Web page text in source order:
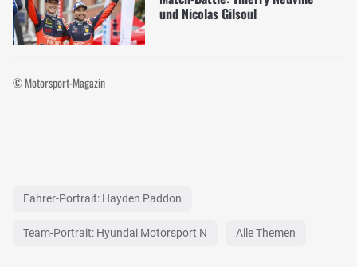
und Nicolas Gilsoul
© Motorsport-Magazin
Fahrer-Portrait: Hayden Paddon
Team-Portrait: Hyundai Motorsport N Alle Themen